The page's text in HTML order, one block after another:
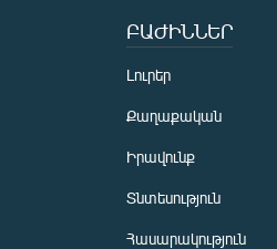
ԲԱԺԻՆՆԵՐ
Լուրեր
Քաղաքական
Իրավունք
Տնտեսություն
Հասարակություն